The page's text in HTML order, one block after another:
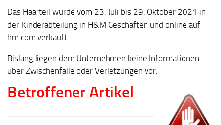
Das Haarteil wurde vom 23. Juli bis 29. Oktober 2021 in
der Kinderabteilung in H&M Geschäften und online auf
hm.com verkauft.
Bislang liegen dem Unternehmen keine Informationen
über Zwischenfälle oder Verletzungen vor.
Betroffener Artikel